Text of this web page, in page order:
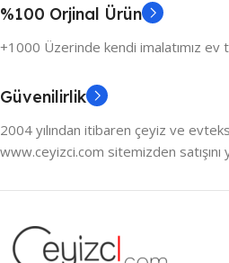
%100 Orjinal Ürün
+1000 Üzerinde kendi imalatımız ev
Güvenilirlik
2004 yılından itibaren çeyiz ve
www.ceyizci.com sitemizden satışını